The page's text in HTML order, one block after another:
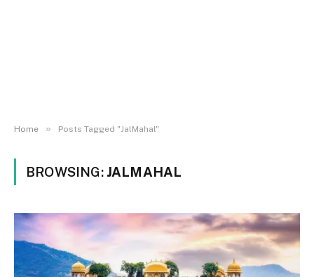
Home » Posts Tagged "JalMahal"
BROWSING: JALMAHAL